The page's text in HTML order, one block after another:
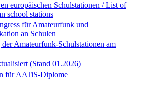
europäischen Schulstationen / List of
school stations
für Amateurfunk und
an Schulen
der Amateurfunk-Schulstationen am
(Stand 01.2026)
für AATiS-Diplome